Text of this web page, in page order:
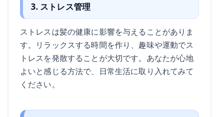
3. ストレス管理
ストレスは髪の健康に影響を与えることがありま
す。リラックスする時間を作り、趣味や運動でス
トレスを発散することが大切です。あなたが心地
よいと感じる方法で、日常生活に取り入れてみて
ください。